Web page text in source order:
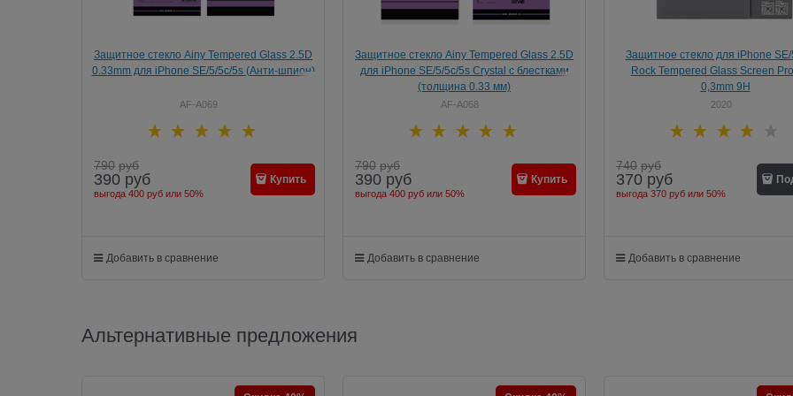
Защитное стекло Ainy Tempered Glass 2.5D
0.33mm для iPhone SE/5/5c/5s (Анти-шпион)
AF-A069
790 руб
390 руб
выгода 400 руб или 50%
Купить
Добавить в сравнение
Защитное стекло Ainy Tempered Glass 2.5D
для iPhone SE/5/5c/5s Crystal с блестками
(толщина 0.33 мм)
AF-A068
790 руб
390 руб
выгода 400 руб или 50%
Купить
Добавить в сравнение
Защитное стекло для iPhone SE/
Rock Tempered Glass Screen
0,3mm 9H
2020
740 руб
370 руб
выгода 370 руб или 50%
Добавить в сравнение
Альтернативные предложения